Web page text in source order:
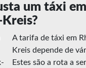
um táxi
A tarifa de táxi em
Kreis depende de
Estes são a rota a